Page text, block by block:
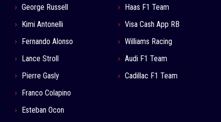
George Russell
Kimi Antonelli
Fernando Alonso
Lance Stroll
Pierre Gasly
Franco Colapino
Esteban Ocon
Haas F1 Team
Visa Cash App RB
Williams Racing
Audi F1 Team
Cadillac F1 Team